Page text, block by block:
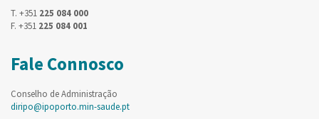
T. +351 225 084 000
F. +351 225 084 001
Fale Connosco
Conselho de Administração
diripo@ipoporto.min-saude.pt